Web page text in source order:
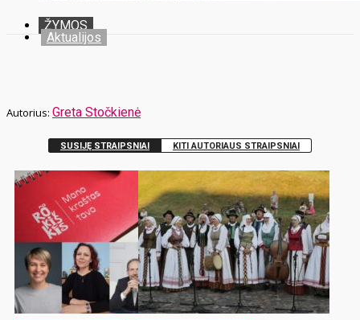
ŽYMOS
Aktualijos
Greta Stočkienė
SUSIJĘ STRAIPSNIAI KITI AUTORIAUS STRAIPSNIAI